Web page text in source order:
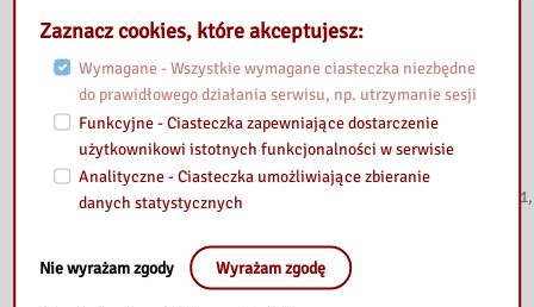
Jak podnieść kulturę polskiej szkoły? / Julian Piotr Sawiński //
Nowa Szkoła. – 2016, nr 10, s. 19-24
Kultura w edukacji religijnej / Natalia Maria Ruman //
Wychowawca. – 2013, nr 2, s. 20-21
Lektury na tapecie : webquest z języka polskiego dla klasy 3
gimnazjalnej lub z wiedzy o kulturze dla klasy 1 szkoły
ponadgimnazjalnej / Danuta Salamon // Biblioteka w Szkole. – 2011,
Listek figowy czyli jak cię widzą, tak cię piszą : projekt zajęć
wspierających myślenie twórcze, uzupełniających naukę języka
Zaznacz cookies, które akceptujesz:
Wymagane - Wszystkie wymagane ciasteczka niezbędne
do prawidłowego działania serwisu, np. utrzymanie sesji
Funkcyjne - Ciasteczka zapewniające dostarczenie
użytkownikowi istotnych funkcjonalności w serwisie
Analityczne - Ciasteczka umożliwiające zbieranie
danych statystycznych
Nie wyrażam zgody Wyrażam zgodę